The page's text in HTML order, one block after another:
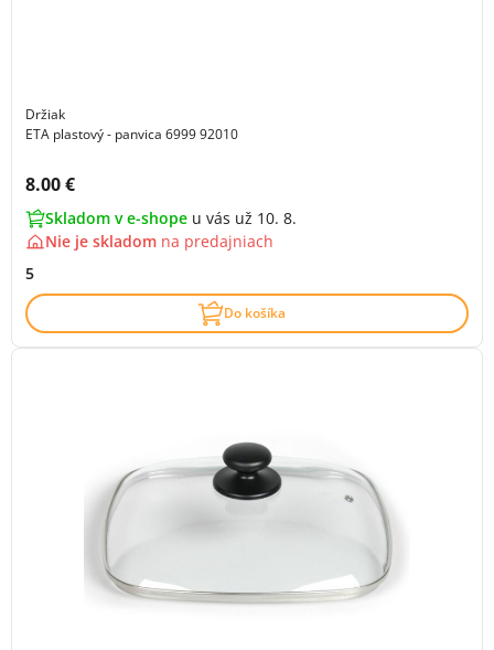
Držiak
ETA plastový - panvica 6999 92010
Cena s DPH:
8.00 €
Skladom v e-shope u vás už 10. 8.
Nie je skladom na predajniach
5
Do košíka